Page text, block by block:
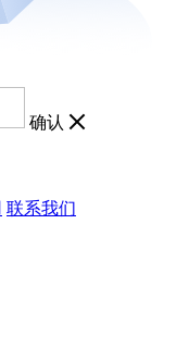
确认
联系我们